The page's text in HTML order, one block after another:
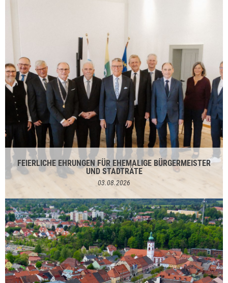
FEIERLICHE EHRUNGEN FÜR EHEMALIGE BÜRGERMEISTER
UND STADTRÄTE
03.08.2026